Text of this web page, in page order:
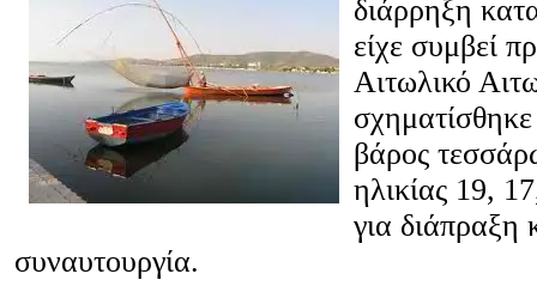
διάρρηξη
είχε συμβεί
Αιτωλικό
βάρος
ηλικίας 19,
για διάπραξη
συναυτουργία.